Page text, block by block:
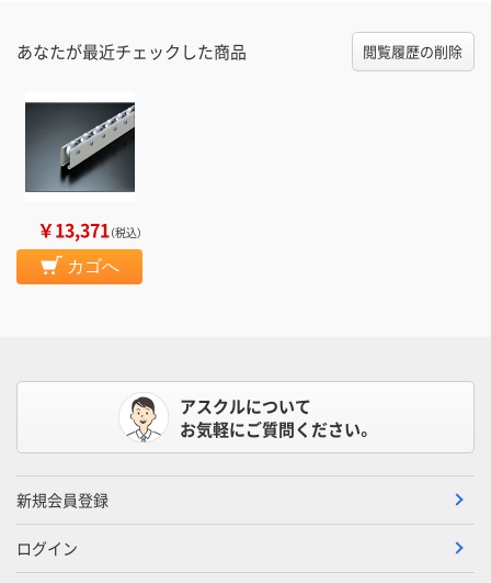
あなたが最近チェックした商品 閲覧履歴の削除
￥13,371（税込）
カゴへ
アスクルについて
お気軽にご質問ください。
新規会員登録
ログイン